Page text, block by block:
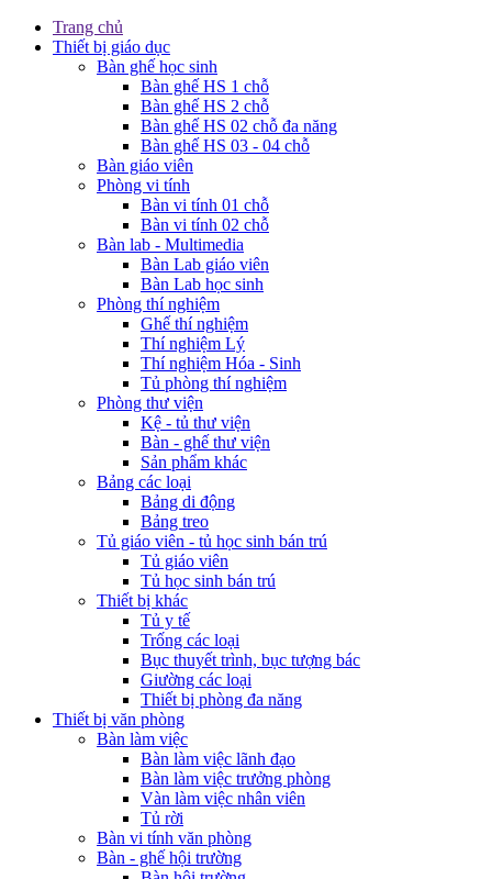
Trang chủ
Thiết bị giáo dục
Bàn ghế học sinh
Bàn ghế HS 1 chỗ
Bàn ghế HS 2 chỗ
Bàn ghế HS 02 chỗ đa năng
Bàn ghế HS 03 - 04 chỗ
Bàn giáo viên
Phòng vi tính
Bàn vi tính 01 chỗ
Bàn vi tính 02 chỗ
Bàn lab - Multimedia
Bàn Lab giáo viên
Bàn Lab học sinh
Phòng thí nghiệm
Ghế thí nghiệm
Thí nghiệm Lý
Thí nghiệm Hóa - Sinh
Tủ phòng thí nghiệm
Phòng thư viện
Kệ - tủ thư viện
Bàn - ghế thư viện
Sản phẩm khác
Bảng các loại
Bảng di động
Bảng treo
Tủ giáo viên - tủ học sinh bán trú
Tủ giáo viên
Tủ học sinh bán trú
Thiết bị khác
Tủ y tế
Trống các loại
Bục thuyết trình, bục tượng bác
Giường các loại
Thiết bị phòng đa năng
Thiết bị văn phòng
Bàn làm việc
Bàn làm việc lãnh đạo
Bàn làm việc trưởng phòng
Vàn làm việc nhân viên
Tủ rời
Bàn vi tính văn phòng
Bàn - ghế hội trường